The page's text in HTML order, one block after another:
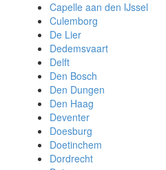
Capelle aan den IJssel
Culemborg
De Lier
Dedemsvaart
Delft
Den Bosch
Den Dungen
Den Haag
Deventer
Doesburg
Doetinchem
Dordrecht